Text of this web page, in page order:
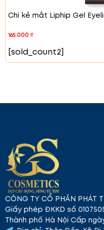
lánh. Son bóng Liphip
tựa như ánh nắng mặt
Bạn sẽ cảm nhận được
son vừa chạm vào môi.
Công thức dưỡng
Liphip Glossy Lip Tint
đôi môi mà còn giúp
son chứa dầu dừa và
Chì kẻ mắt Liphip Gel
165.000₫
[sold_count2]
CÔNG TY CỔ PHẦN PHÁT
Giấy phép ĐKKD số
Thành phố Hà Nội Cấp